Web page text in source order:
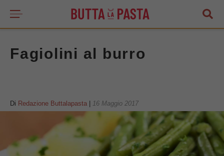
Fagiolini al burro
Di Redazione Buttalapasta 16 Maggio 2017